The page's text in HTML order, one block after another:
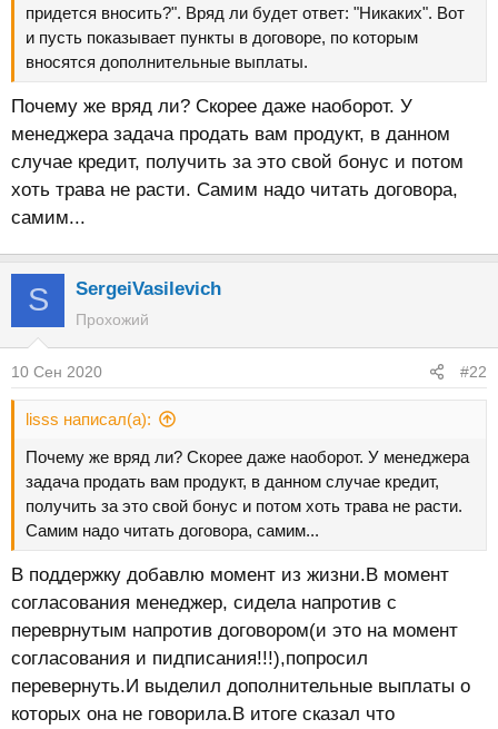
придется вносить?". Вряд ли будет ответ: "Никаких". Вот
и пусть показывает пункты в договоре, по которым
вносятся дополнительные выплаты.
Почему же вряд ли? Скорее даже наоборот. У
менеджера задача продать вам продукт, в данном
случае кредит, получить за это свой бонус и потом
хоть трава не расти. Самим надо читать договора,
самим...
S SergeiVasilevich
Прохожий
10 Сен 2020 #22
lisss написал(а):
Почему же вряд ли? Скорее даже наоборот. У менеджера
задача продать вам продукт, в данном случае кредит,
получить за это свой бонус и потом хоть трава не расти.
Самим надо читать договора, самим...
В поддержку добавлю момент из жизни.В момент
согласования менеджер, сидела напротив с
переврнутым напротив договором(и это на момент
согласования и пидписания!!!),попросил
перевернуть.И выделил дополнительные выплаты о
которых она не говорила.В итоге сказал что